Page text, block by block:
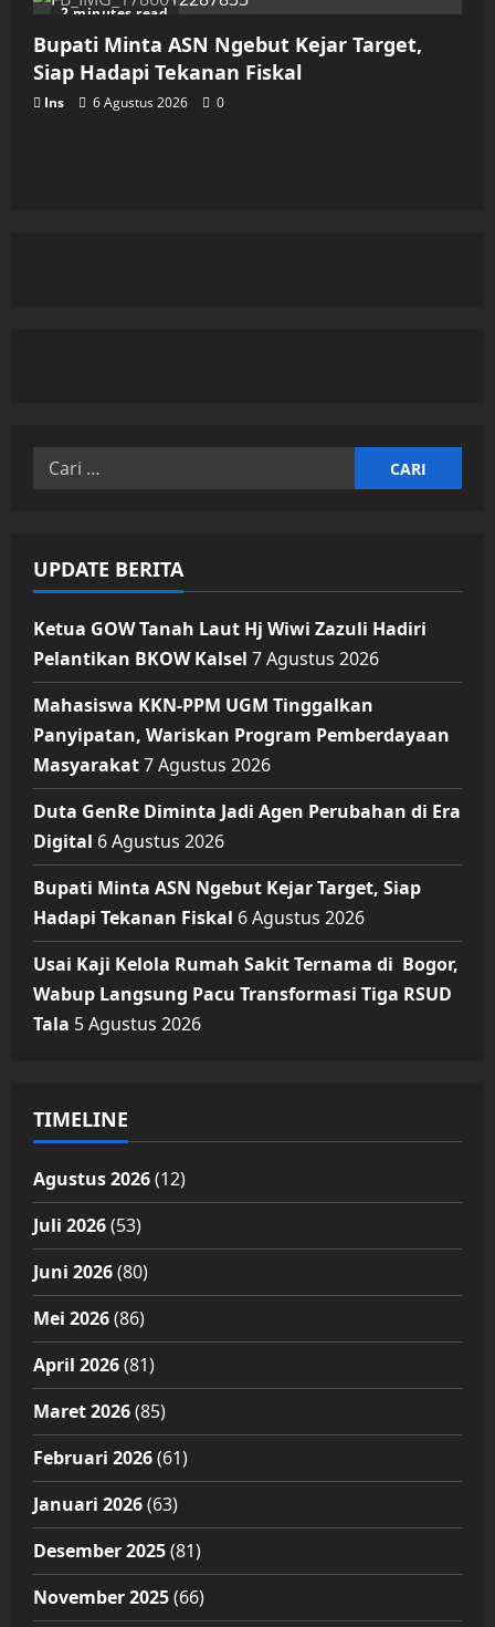
2 minutes read
Bupati Minta ASN Ngebut Kejar Target,
Siap Hadapi Tekanan Fiskal
Ins 6 Agustus 2026 0
Cari
UPDATE BERITA
Ketua GOW Tanah Laut Hj Wiwi Zazuli Hadiri
Pelantikan BKOW Kalsel 7 Agustus 2026
Mahasiswa KKN-PPM UGM Tinggalkan
Panyipatan, Wariskan Program Pemberdayaan
Masyarakat7 Agustus 2026
Duta GenRe Diminta Jadi Agen Perubahan di Era
Digital 6 Agustus 2026
Bupati Minta ASN Ngebut Kejar Target, Siap
Hadapi Tekanan Fiskal 6 Agustus 2026
Usai Kaji Kelola Rumah Sakit Ternama di Bogor,
Wabup Langsung Pacu Transformasi Tiga RSUD
Tala 5 Agustus 2026
TIMELINE
Agustus 2026(12)
Juli 2026(53)
Juni 2026(80)
Mei 2026(86)
April 2026(81)
Maret 2026(85)
Februari 2026(61)
Januari 2026(63)
Desember 2025(81)
November 2025(66)